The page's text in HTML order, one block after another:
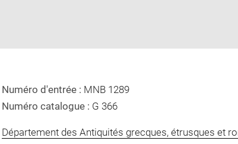
Numéro d'entrée : MNB 1289
Numéro catalogue : G 366
Département des Antiquités grecques, étrusques et